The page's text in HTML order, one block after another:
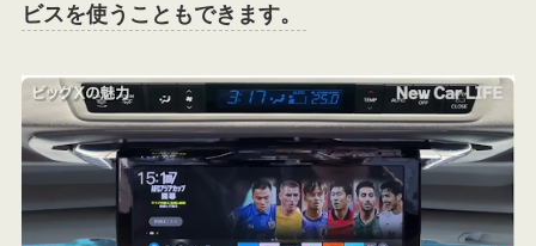
ビスを使うこともできます。